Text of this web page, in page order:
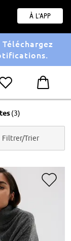
À l'app
(3)
Filtrer/Trier